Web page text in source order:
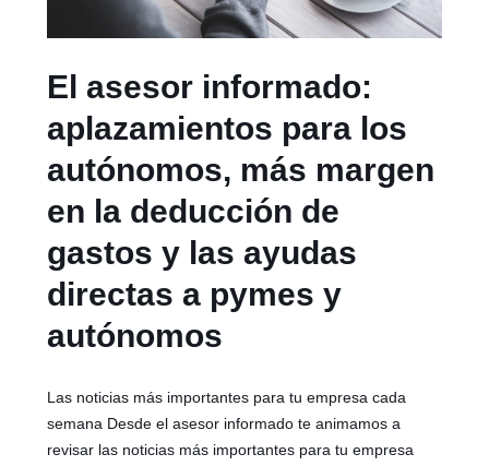
El asesor informado:
aplazamientos para los
autónomos, más margen
en la deducción de
gastos y las ayudas
directas a pymes y
autónomos
Las noticias más importantes para tu empresa cada
semana Desde el asesor informado te animamos a
revisar las noticias más importantes para tu empresa